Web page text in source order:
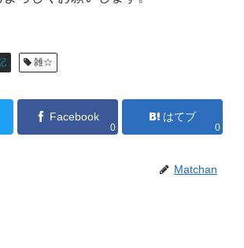
雑☆
Facebook
0
はてブ
0
Matchan